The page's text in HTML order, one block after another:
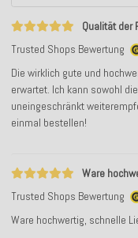
Qualität der
Trusted Shops Bewertung
Die wirklich gute und
erwartet. Ich kann sowohl
uneingeschränkt
einmal bestellen!
Ware
Trusted Shops Bewertung
Ware hochwertig, schnelle